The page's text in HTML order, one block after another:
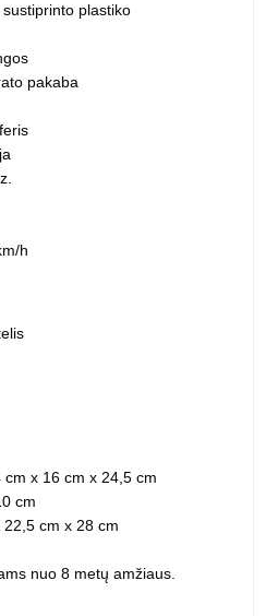
plastiko
pakaba
h
x 16 cm x 24,5 cm
cm
cm x 28 cm
nuo 8 metų amžiaus.